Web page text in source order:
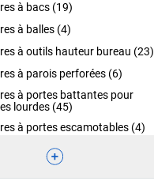
à bacs (19)
à balles (4)
à outils hauteur bureau (23)
à parois perforées (6)
à portes battantes pour
lourdes (45)
à portes escamotables (4)